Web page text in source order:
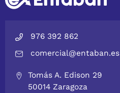
976 392 862
comercial@entaban.es
Tomás A. Edison 29
50014 Zaragoza